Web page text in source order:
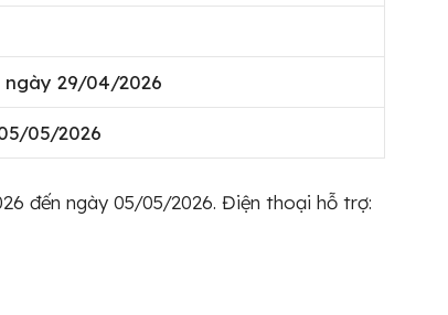
ngày 29/04/2026
05/2026
đến ngày 05/05/2026. Điện thoại hỗ trợ: